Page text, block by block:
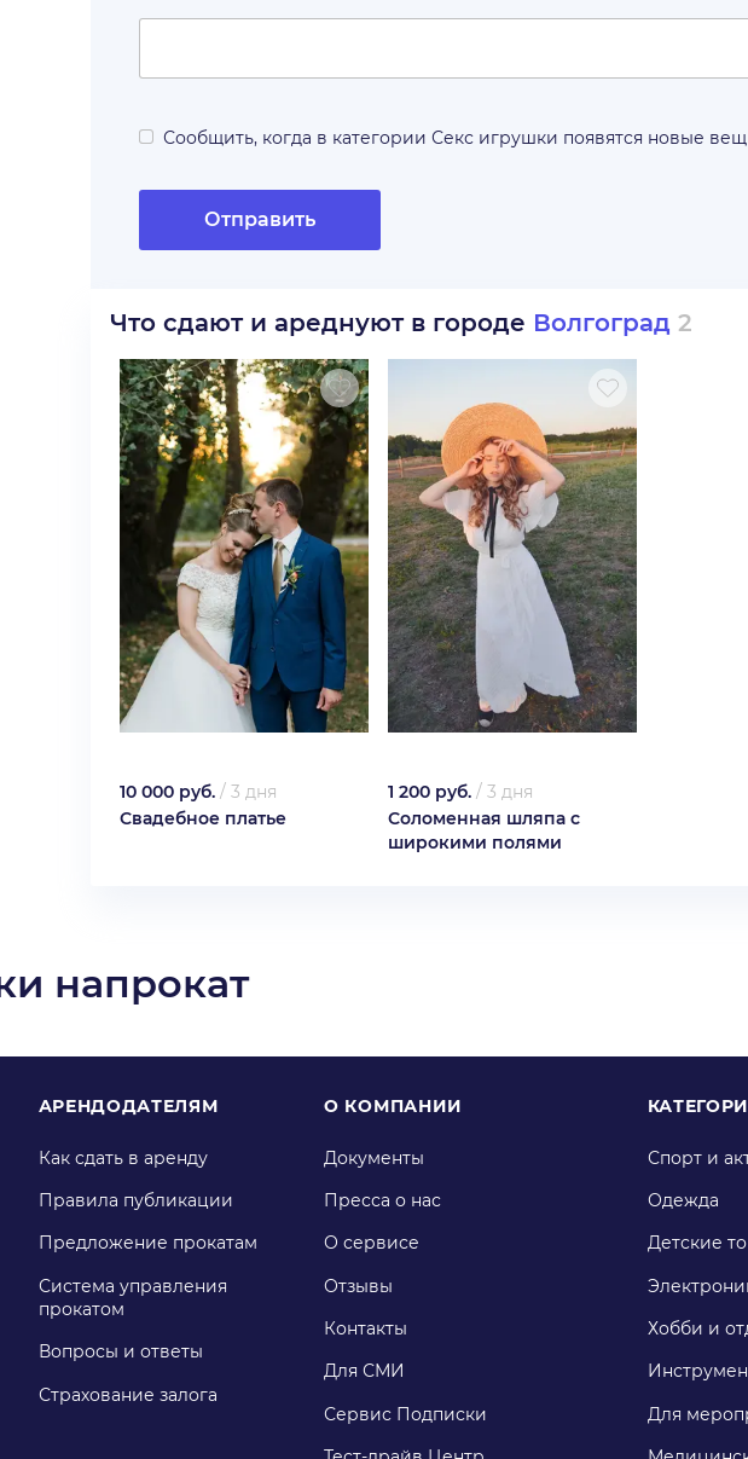
Сообщить, когда в категории Секс игрушки появятся новые
Отправить
Что сдают и ареднуют в городе Волгоград 2
10 000 руб. / 3 дня
Свадебное платье
1 200 руб. / 3 дня
Соломенная шляпа с
широкими полями
напрокат
АРЕНДОДАТЕЛЯМ
Как сдать в аренду
Правила публикации
Предложение прокатам
Система управления
прокатом
Вопросы и ответы
Страхование залога
О КОМПАНИИ
Документы
Пресса о нас
О сервисе
Отзывы
Контакты
Для СМИ
Сервис Подписки
Спорт и
Одежда
Детские
Хобби и
Для